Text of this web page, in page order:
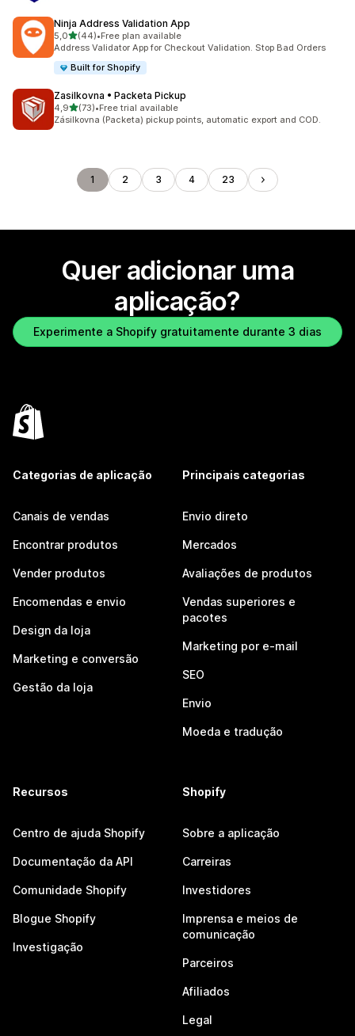
Ninja Address Validation App
5,0de 5 estrelas
(44)
44 total de avaliações
•Free plan available
Address Validator App for Checkout Validation. Stop Bad Orders
Built for Shopify
Zasilkovna • Packeta Pickup
4,9de 5 estrelas
(73)
73 total de avaliações
•Free trial available
Zásilkovna (Packeta) pickup points, automatic export and COD.
1 2 3 4 23
Quer adicionar uma
aplicação?
Experimente a Shopify gratuitamente durante 3 dias
Categorias de aplicação
Canais de vendas
Encontrar produtos
Vender produtos
Encomendas e envio
Design da loja
Marketing e conversão
Gestão da loja
Principais categorias
Envio direto
Mercados
Avaliações de produtos
Vendas superiores e
pacotes
Marketing por e-mail
SEO
Envio
Moeda e tradução
Recursos
Centro de ajuda Shopify
Documentação da API
Comunidade Shopify
Blogue Shopify
Investigação
Shopify
Sobre a aplicação
Carreiras
Investidores
Imprensa e meios de
comunicação
Parceiros
Afiliados
Legal